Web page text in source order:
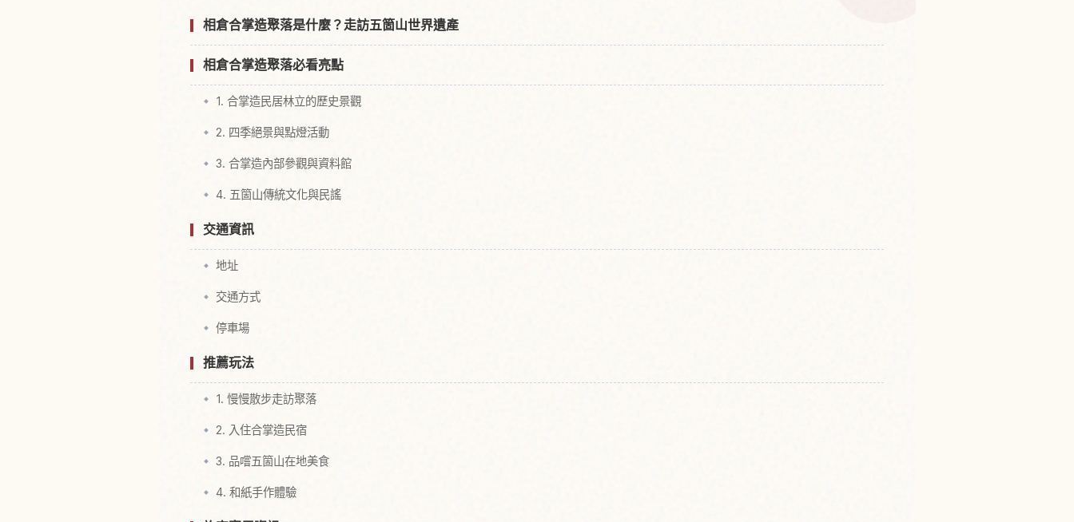
相倉合掌造聚落是什麼？走訪五箇山世界遺產
相倉合掌造聚落必看亮點
1. 合掌造民居林立的歷史景觀
2. 四季絕景與點燈活動
3. 合掌造內部參觀與資料館
4. 五箇山傳統文化與民謠
交通資訊
地址
交通方式
停車場
推薦玩法
1. 慢慢散步走訪聚落
2. 入住合掌造民宿
3. 品嚐五箇山在地美食
4. 和紙手作體驗